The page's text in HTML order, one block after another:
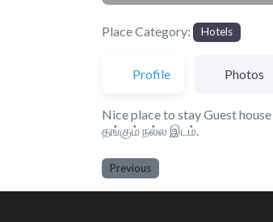
Place Category: Hotels
Profile Photos
Nice place to stay Guest
தங்கும் நல்ல இடம்.
Previous